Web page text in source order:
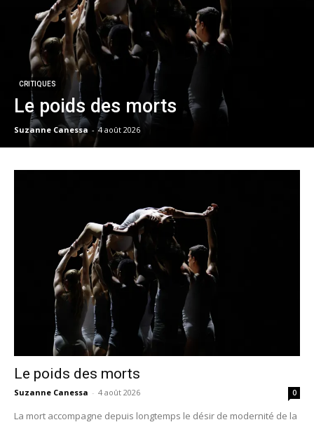
CRITIQUES
Le poids des morts
Suzanne Canessa - 4 août 2026
Le poids des morts
Suzanne Canessa - 4 août 2026 0
La mort accompagne depuis longtemps le désir de modernité de la